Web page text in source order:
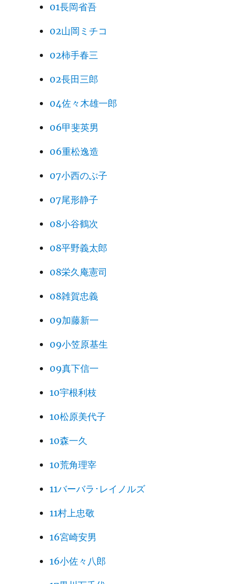
01長岡省吾
02山岡ミチコ
02柿手春三
02長田三郎
04佐々木雄一郎
06甲斐英男
06重松逸造
07小西のぶ子
07尾形静子
08小谷鶴次
08平野義太郎
08栄久庵憲司
08雑賀忠義
09加藤新一
09小笠原基生
09真下信一
10宇根利枝
10松原美代子
10森一久
10荒角理宰
11バーバラ･レイノルズ
11村上忠敬
16宮崎安男
16小佐々八郎